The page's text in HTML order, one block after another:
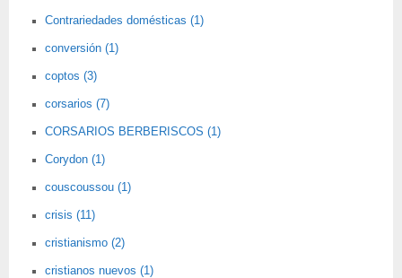
Contrariedades domésticas (1)
conversión (1)
coptos (3)
corsarios (7)
CORSARIOS BERBERISCOS (1)
Corydon (1)
couscoussou (1)
crisis (11)
cristianismo (2)
cristianos nuevos (1)